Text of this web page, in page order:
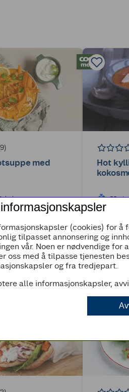
med
Hot
35min
(cookies) for å
tilpasset annonsering og
vår. Noen er nødvendige for
oss med å tilpasse tjenesten
og fra tredjepart.
alle informasjonskapsler,